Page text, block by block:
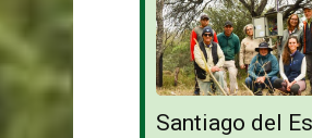
Santiago del